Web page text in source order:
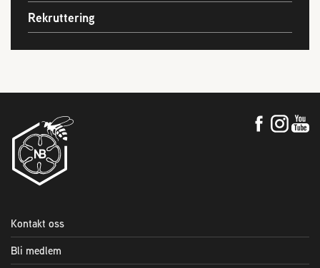
Rekruttering
Kontakt oss
Bli medlem